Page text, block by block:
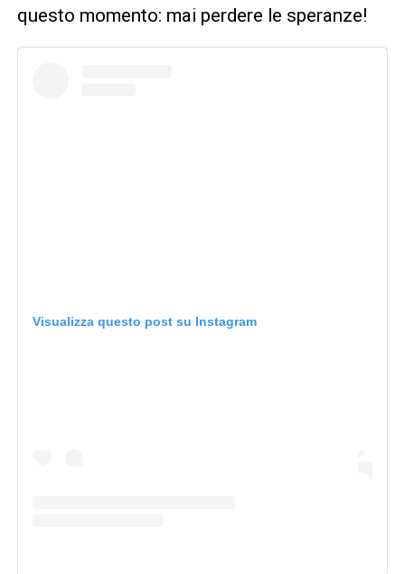
questo momento: mai perdere le speranze!
Visualizza questo post su Instagram